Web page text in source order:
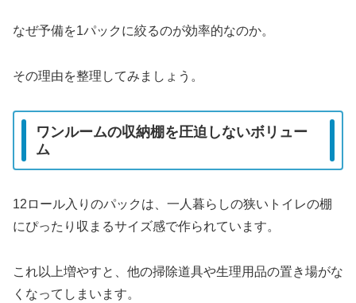
なぜ予備を1パックに絞るのが効率的なのか。
その理由を整理してみましょう。
ワンルームの収納棚を圧迫しないボリュー
ム
12ロール入りのパックは、一人暮らしの狭いトイレの棚
にぴったり収まるサイズ感で作られています。
これ以上増やすと、他の掃除道具や生理用品の置き場がな
くなってしまいます。